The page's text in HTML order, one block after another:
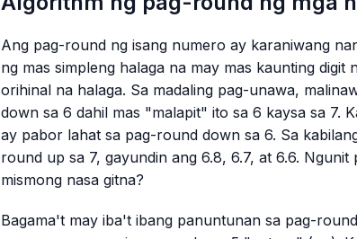
Ang pag-round ng isang numero ay karaniwang
ng mas simpleng halaga na may mas kaunting digit
orihinal na halaga. Sa madaling pag-unawa,
down sa 6 dahil mas "malapit" ito sa 6 kaysa sa 7.
ay pabor lahat sa pag-round down sa 6. Sa
round up sa 7, gayundin ang 6.8, 6.7, at 6.6. Ngunit
mismong nasa gitna?
Bagama't may iba't ibang panuntunan sa pag-